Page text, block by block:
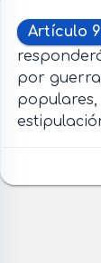
Artículo
por guerra